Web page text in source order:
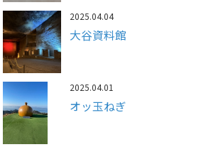
2025.04.04
大谷資料館
2025.04.01
オッ玉ねぎ